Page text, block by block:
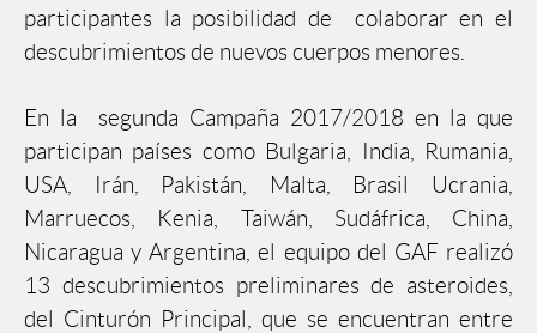
participantes la posibilidad de colaborar en el
descubrimientos de nuevos cuerpos menores.
En la segunda Campaña 2017/2018 en la que
participan países como Bulgaria, India, Rumania,
USA, Irán, Pakistán, Malta, Brasil Ucrania,
Marruecos, Kenia, Taiwán, Sudáfrica, China,
Nicaragua y Argentina, el equipo del GAF realizó
13 descubrimientos preliminares de asteroides,
del Cinturón Principal, que se encuentran entre